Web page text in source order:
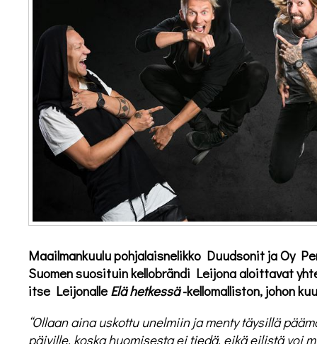
Maailmankuulu pohjalaisnelikko Duudsonit ja Oy
Suomen suosituin kellobrändi Leijona aloittavat
itse Leijonalle Elä hetkessä-kellomalliston, johon
“Ollaan aina uskottu unelmiin ja menty täysillä pääm
päiville, koska huomisesta ei tiedä, eikä eilistä voi